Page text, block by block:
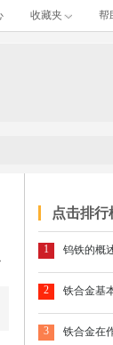
收藏夹 帮
点击排行
1 钨铁的概
2 铁合金基
3 铁合金在